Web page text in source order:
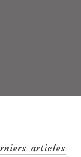
articles